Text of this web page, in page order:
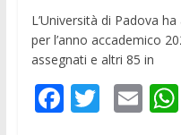
L’Università di Padova
per l’anno accademico
assegnati e altri 85 in
F T E